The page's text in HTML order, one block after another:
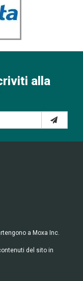
alla
a Moxa Inc.
del sito in